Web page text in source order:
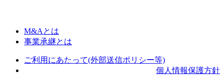
M&Aとは
事業承継とは
ご利用にあたって(外部送信ポリシー等)
個人情報保護方針